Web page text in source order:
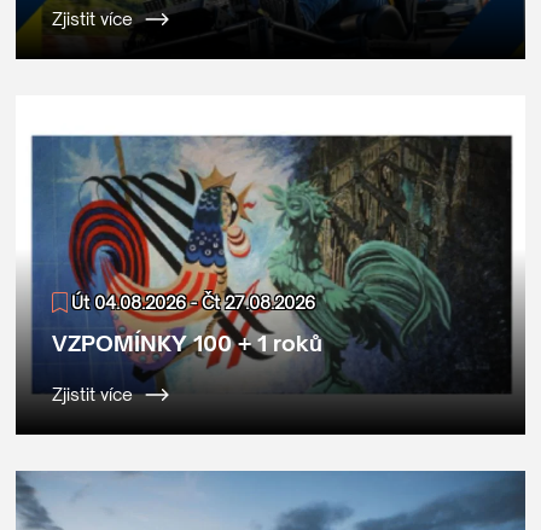
Zjistit více
Út 04.08.2026 - Čt 27.08.2026
VZPOMÍNKY 100 + 1 roků
Zjistit více